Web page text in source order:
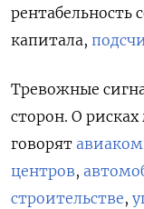
рентабельность
капитала,
Тревожные
сторон. О рисках
говорят
центров,
строительстве,